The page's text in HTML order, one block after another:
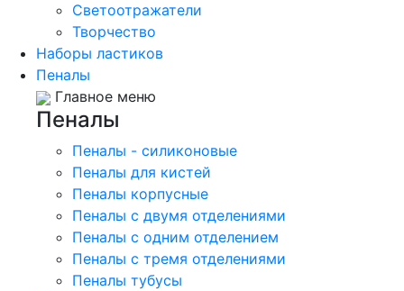
Светоотражатели
Творчество
Наборы ластиков
Пеналы
Главное меню
Пеналы
Пеналы - силиконовые
Пеналы для кистей
Пеналы корпусные
Пеналы с двумя отделениями
Пеналы с одним отделением
Пеналы с тремя отделениями
Пеналы тубусы